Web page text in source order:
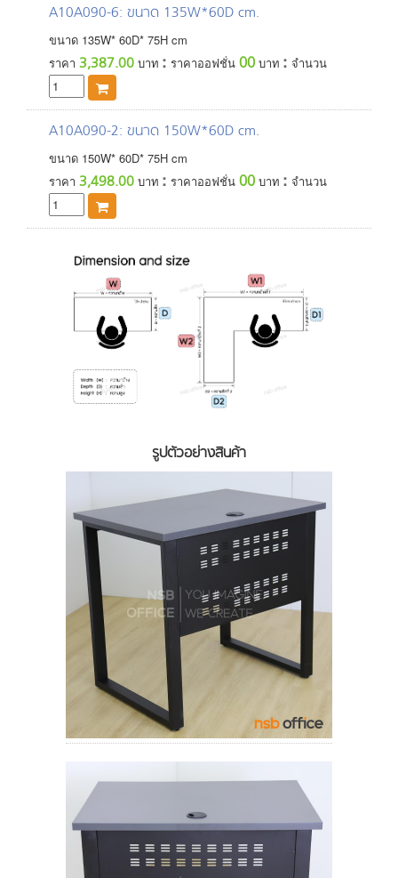
A10A090-6: ขนาด 135W*60D cm.
ขนาด 135W* 60D* 75H cm
ราคา 3,387.00 บาท : ราคาออฟชั่น 00 บาท : จำนวน
A10A090-2: ขนาด 150W*60D cm.
ขนาด 150W* 60D* 75H cm
ราคา 3,498.00 บาท : ราคาออฟชั่น 00 บาท : จำนวน
รูปตัวอย่างสินค้า